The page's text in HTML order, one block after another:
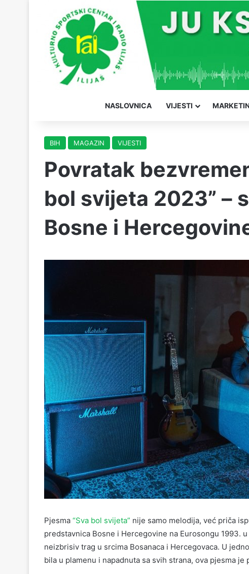
NASLOVNICA VIJESTI
BIH MAGAZIN VIJESTI
Povratak
bol svijeta 2023” –
Bosne i
Pjesma “Sva bol svijeta” nije samo melodija, već priča
predstavnica Bosne i Hercegovine na Eurosongu 1993.
neizbrisiv trag u srcima Bosanaca i Hercegovaca. U
bila u plamenu i napadnuta sa svih strana, ova pjesma